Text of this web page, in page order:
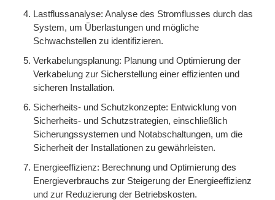
Lastflussanalyse: Analyse des Stromflusses durch das
System, um Überlastungen und mögliche
Schwachstellen zu identifizieren.
Verkabelungsplanung: Planung und Optimierung der
Verkabelung zur Sicherstellung einer effizienten und
sicheren Installation.
Sicherheits- und Schutzkonzepte: Entwicklung von
Sicherheits- und Schutzstrategien, einschließlich
Sicherungssystemen und Notabschaltungen, um die
Sicherheit der Installationen zu gewährleisten.
Energieeffizienz: Berechnung und Optimierung des
Energieverbrauchs zur Steigerung der Energieeffizienz
und zur Reduzierung der Betriebskosten.